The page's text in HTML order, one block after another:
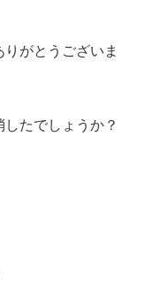
がとうございま
たでしょうか？